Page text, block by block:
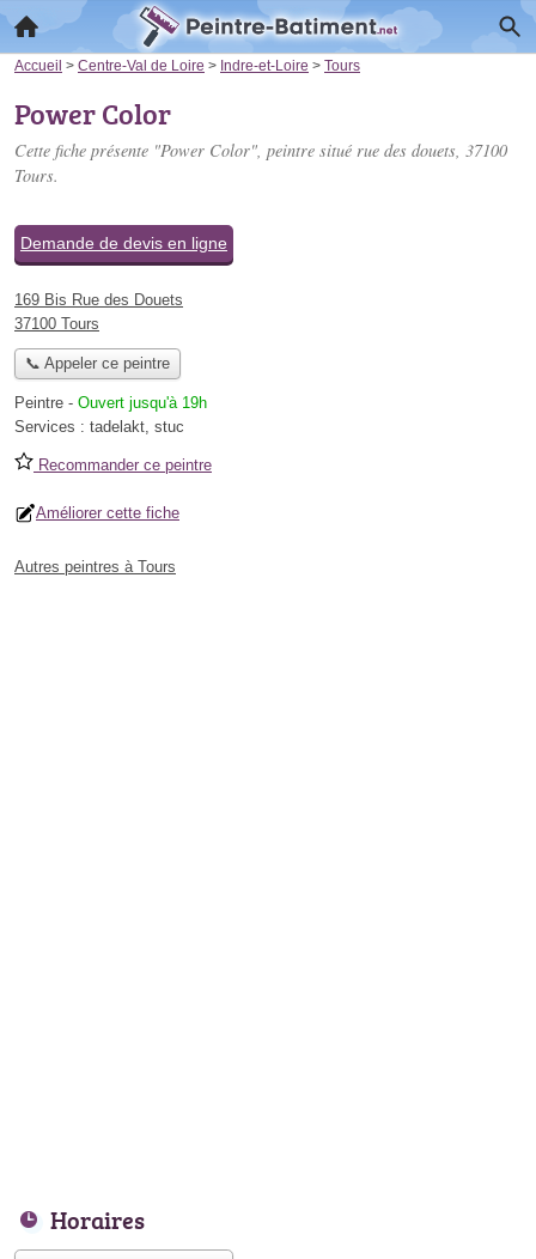
Accueil > Centre-Val de Loire > Indre-et-Loire > Tours
Power Color
Cette fiche présente "Power Color", peintre situé rue des douets, 37100
Tours.
Demande de devis en ligne
169 Bis Rue des Douets
37100 Tours
📞 Appeler ce peintre
Peintre - Ouvert jusqu'à 19h
Services : tadelakt, stuc
Recommander ce peintre
Améliorer cette fiche
Autres peintres à Tours
Horaires